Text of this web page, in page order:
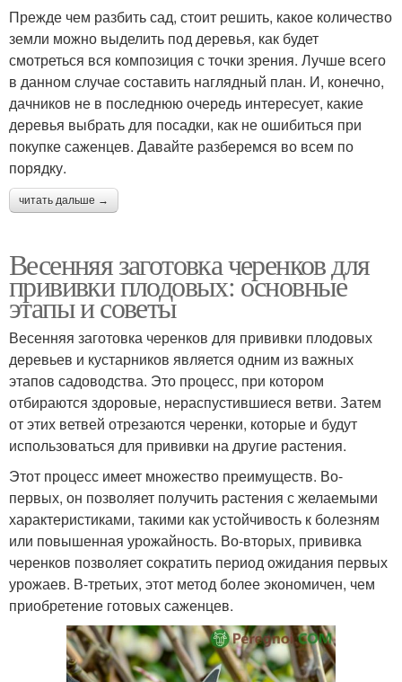
Прежде чем разбить сад, стоит решить, какое количество
земли можно выделить под деревья, как будет
смотреться вся композиция с точки зрения. Лучше всего
в данном случае составить наглядный план. И, конечно,
дачников не в последнюю очередь интересует, какие
деревья выбрать для посадки, как не ошибиться при
покупке саженцев. Давайте разберемся во всем по
порядку.
читать дальше →
Весенняя заготовка черенков для
прививки плодовых: основные
этапы и советы
Весенняя заготовка черенков для прививки плодовых
деревьев и кустарников является одним из важных
этапов садоводства. Это процесс, при котором
отбираются здоровые, нераспустившиеся ветви. Затем
от этих ветвей отрезаются черенки, которые и будут
использоваться для прививки на другие растения.
Этот процесс имеет множество преимуществ. Во-
первых, он позволяет получить растения с желаемыми
характеристиками, такими как устойчивость к болезням
или повышенная урожайность. Во-вторых, прививка
черенков позволяет сократить период ожидания первых
урожаев. В-третьих, этот метод более экономичен, чем
приобретение готовых саженцев.